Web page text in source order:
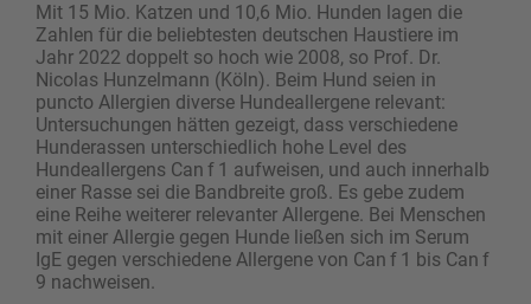
Mit 15 Mio. Katzen und 10,6 Mio. Hunden lagen die
Zahlen für die beliebtesten deutschen Haustiere im
Jahr 2022 doppelt so hoch wie 2008, so Prof. Dr.
Nicolas Hunzelmann (Köln). Beim Hund seien in
puncto Allergien diverse Hundeallergene relevant:
Untersuchungen hätten gezeigt, dass verschiedene
Hunderassen unterschiedlich hohe Level des
Hundeallergens Can f 1 aufweisen, und auch innerhalb
einer Rasse sei die Bandbreite groß. Es gebe zudem
eine Reihe weiterer relevanter Allergene. Bei Menschen
mit einer Allergie gegen Hunde ließen sich im Serum
IgE gegen verschiedene Allergene von Can f 1 bis Can f
9 nachweisen.